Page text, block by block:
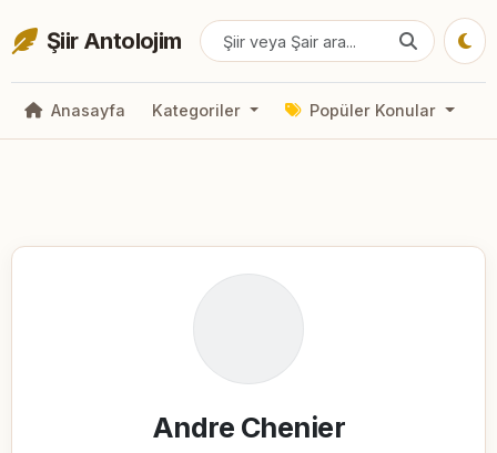
Şiir Antolojim
Anasayfa Kategoriler Popüler Konular
Andre Chenier